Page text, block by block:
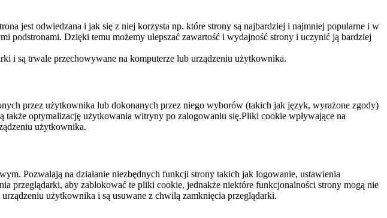
jest odwiedzana i jak się z niej korzysta np. które strony są najbardziej i najmniej popularne i w
Dzięki temu możemy ulepszać zawartość i wydajność strony i uczynić ją bardziej
i są trwale przechowywane na komputerze lub urządzeniu użytkownika.
przez użytkownika lub dokonanych przez niego wyborów (takich jak język, wyrażone zgody)
optymalizację użytkowania witryny po zalogowaniu się.Pliki cookie wpływające na
użytkownika.
Pozwalają na działanie niezbędnych funkcji strony takich jak logowanie, ustawienia
przeglądarki, aby zablokować te pliki cookie, jednakże niektóre funkcjonalności strony mogą nie
użytkownika i są usuwane z chwilą zamknięcia przeglądarki.